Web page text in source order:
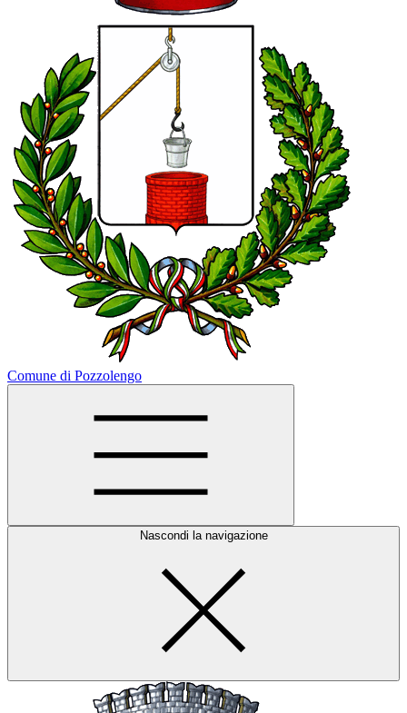
Comune di Pozzolengo
Nascondi la navigazione